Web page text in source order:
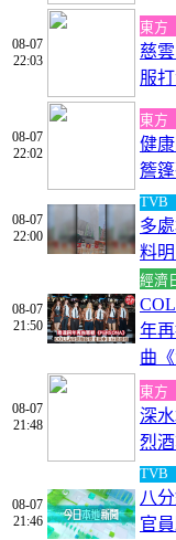
08-07
22:03
東方
慈
服
08-07
22:02
東方
健
簷
08-07
22:00
TVB
多
料
08-07
21:50
經濟
年
曲
08-07
21:48
東方
深
烈
08-07
21:46
TVB
八
官